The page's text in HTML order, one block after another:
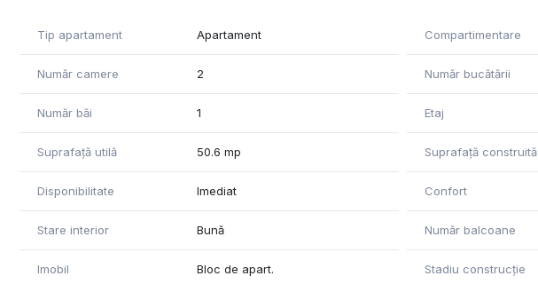
Tip apartament Apartament Compartimentare
Număr camere 2 Număr bucătării
Număr băi 1 Etaj
Suprafață utilă 50.6 mp Suprafață construită
Disponibilitate Imediat Confort
Stare interior Bună Număr balcoane
Imobil Bloc de apart. Stadiu construcție